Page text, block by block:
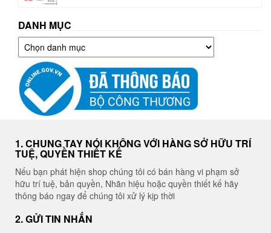
DANH MỤC
Danh
mục
1. CHUNG TAY NÓI KHÔNG VỚI HÀNG SỞ HỮU TRÍ
TUỆ, QUYỀN THIẾT KẾ
Nếu bạn phát hiện shop chúng tôi có bán hàng vi phạm sở
hữu trí tuệ, bản quyền, Nhãn hiệu hoặc quyền thiết kế hãy
thông báo ngay để chúng tôi xử lý kịp thời
2. GỬI TIN NHẮN